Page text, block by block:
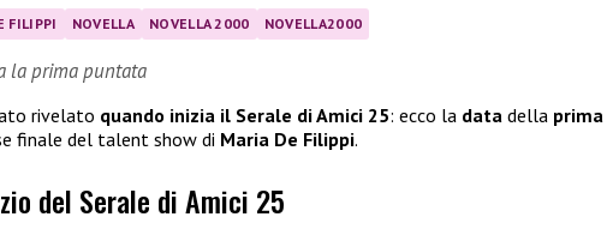
FILIPPI NOVELLA NOVELLA 2000 NOVELLA2000
la prima puntata
rivelato quando inizia il Serale di Amici 25: ecco la data della prima
finale del talent show di Maria De Filippi.
del Serale di Amici 25